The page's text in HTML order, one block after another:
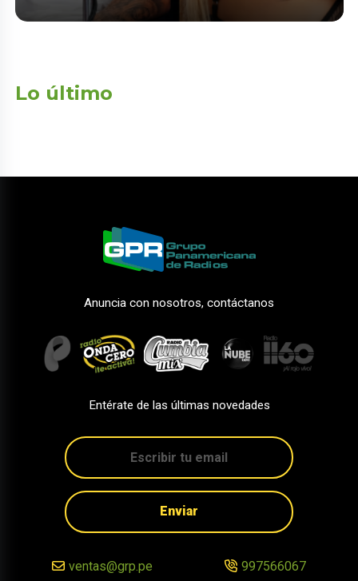
Lo último
Anuncia con nosotros, contáctanos
Entérate de las últimas novedades
Enviar
ventas@grp.pe 997566067